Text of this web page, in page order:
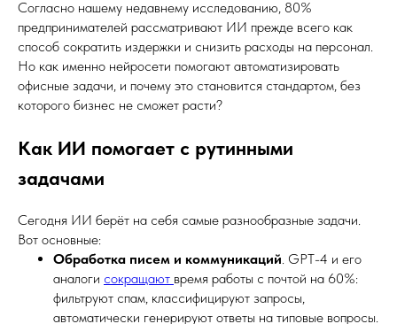
Согласно нашему недавнему исследованию, 80%
предпринимателей рассматривают ИИ прежде всего как
способ сократить издержки и снизить расходы на персонал.
Но как именно нейросети помогают автоматизировать
офисные задачи, и почему это становится стандартом, без
которого бизнес не сможет расти?
Как ИИ помогает с рутинными
задачами
Сегодня ИИ берёт на себя самые разнообразные задачи.
Вот основные:
Обработка писем и коммуникаций. GPT-4 и его
аналоги сокращают время работы с почтой на 60%:
фильтруют спам, классифицируют запросы,
автоматически генерируют ответы на типовые вопросы.